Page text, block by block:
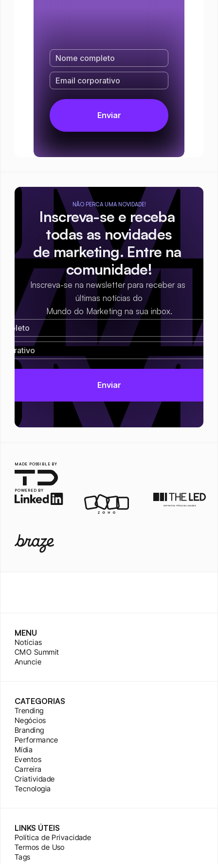
NÃO PERCA UMA NOVIDADE!
Inscreva-se e receba
todas as novidades
de marketing. Entre na
comunidade!
Inscreva-se na newsletter para receber as
últimas notícias do
Mundo do Marketing na sua inbox.
MADE POSSIBLE BY
POWERED BY
MENU
Notícias
CMO Summit
Anuncie
CATEGORIAS
Trending
Negócios
Branding
Performance
Mídia
Eventos
Carreira
Criatividade
Tecnologia
LINKS ÚTEIS
Política de Privacidade
Termos de Uso
Tags